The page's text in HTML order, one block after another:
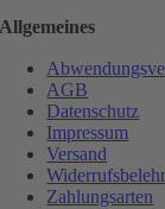
Allgemeines
AGB
Datenschutz
Impressum
Versand
Zahlungsarten